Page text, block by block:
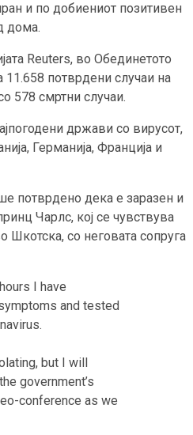
и по добиениот позитивен
дома.
Reuters, во Обединетото
потврдени случаи на
578 смртни случаи.
држави со вирусот,
Германија, Франција и
потврдено дека е заразен и
Чарлс, кој се чувствува
Шкотска, со неговата сопруга
I have
and tested
but I will
government’s
conference as we